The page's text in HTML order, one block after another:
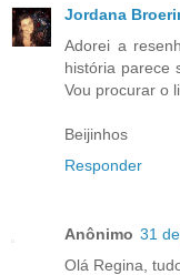
Jordana
Adorei a
história parece
Vou procurar o
Beijinhos
Responder
Anônimo 31
Olá Regina,